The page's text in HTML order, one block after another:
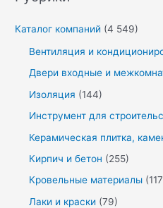
Каталог компаний (4 549)
Вентиляция и
Двери входные и
Изоляция (144)
Инструмент для
Керамическая плитка,
Кирпич и бетон (255)
Кровельные материалы
Лаки и краски (79)